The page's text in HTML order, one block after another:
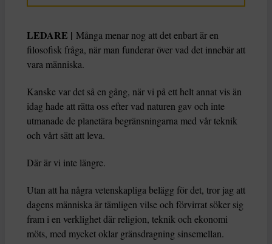
LEDARE | Många menar nog att det enbart är en
filosofisk fråga, när man funderar över vad det innebär att
vara människa.
Kanske var det så en gång, när vi på ett helt annat vis än
idag hade att rätta oss efter vad naturen gav och inte
utmanade de planetära begränsningarna med vår teknik
och vårt sätt att leva.
Där är vi inte längre.
Utan att ha några vetenskapliga belägg för det, tror jag att
dagens människa är tämligen vilse och förvirrat söker sig
fram i en verklighet där religion, teknik och ekonomi
möts, med mycket oklar gränsdragning sinsemellan.